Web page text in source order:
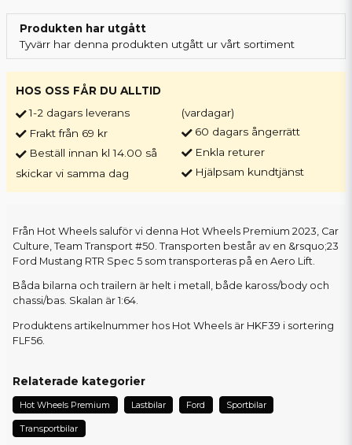
Produkten har utgått
Tyvärr har denna produkten utgått ur vårt sortiment
HOS OSS FÅR DU ALLTID
1-2 dagars leverans
Frakt från 69 kr
Beställ innan kl 14.00 så
skickar vi samma dag
(vardagar)
60 dagars ångerrätt
Enkla returer
Hjälpsam kundtjänst
Från Hot Wheels saluför vi denna Hot Wheels Premium 2023, Car
Culture, Team Transport #50. Transporten består av en &rsquo;23
Ford Mustang RTR Spec 5 som transporteras på en Aero Lift.
Båda bilarna och trailern är helt i metall, både kaross/body och
chassi/bas. Skalan är 1:64.
Produktens artikelnummer hos Hot Wheels är HKF39 i sortering
FLF56.
Relaterade kategorier
Hot Wheels Premium Lastbilar Ford Sportbilar
Transportbilar